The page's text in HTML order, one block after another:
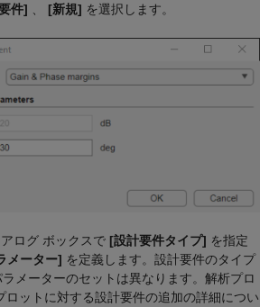
件] [新規] を選択します。
ログ ボックスで [設計要件タイプ] を指定
メーター] を定義します。設計要件のタイプ
メーターのセットは異なります。解析プロ
ロットに対する設計要件の追加の詳細につい